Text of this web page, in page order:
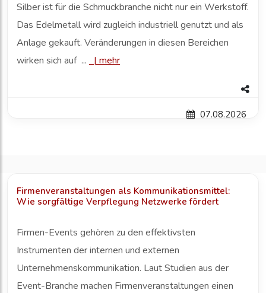
Silber ist für die Schmuckbranche nicht nur ein Werkstoff.
Das Edelmetall wird zugleich industriell genutzt und als
Anlage gekauft. Veränderungen in diesen Bereichen
wirken sich auf ...
| mehr
07.08.2026
Firmenveranstaltungen als Kommunikationsmittel:
Wie sorgfältige Verpflegung Netzwerke fördert
Firmen-Events gehören zu den effektivsten
Instrumenten der internen und externen
Unternehmenskommunikation. Laut Studien aus der
Event-Branche machen Firmenveranstaltungen einen